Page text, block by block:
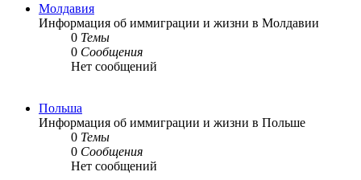
Молдавия
Информация об иммиграции и жизни в Молдавии
0 Темы
0 Сообщения
Нет сообщений
Польша
Информация об иммиграции и жизни в Польше
0 Темы
0 Сообщения
Нет сообщений